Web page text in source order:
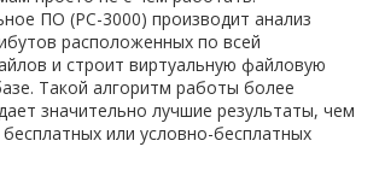
ПО (РС-3000) производит анализ
расположенных по всей
и строит виртуальную файловую
Такой алгоритм работы более
значительно лучшие результаты, чем
или условно-бесплатных